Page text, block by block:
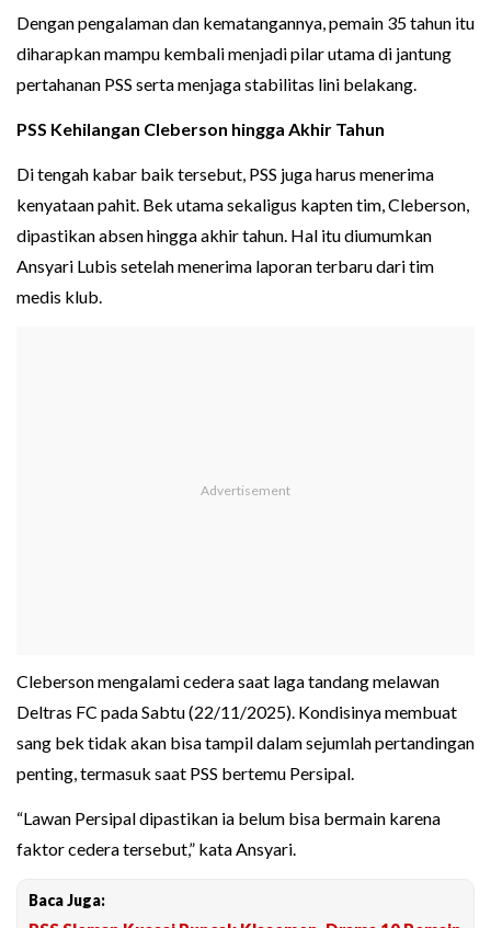
Dengan pengalaman dan kematangannya, pemain 35 tahun itu
diharapkan mampu kembali menjadi pilar utama di jantung
pertahanan PSS serta menjaga stabilitas lini belakang.
PSS Kehilangan Cleberson hingga Akhir Tahun
Di tengah kabar baik tersebut, PSS juga harus menerima
kenyataan pahit. Bek utama sekaligus kapten tim, Cleberson,
dipastikan absen hingga akhir tahun. Hal itu diumumkan
Ansyari Lubis setelah menerima laporan terbaru dari tim
medis klub.
Cleberson mengalami cedera saat laga tandang melawan
Deltras FC pada Sabtu (22/11/2025). Kondisinya membuat
sang bek tidak akan bisa tampil dalam sejumlah pertandingan
penting, termasuk saat PSS bertemu Persipal.
“Lawan Persipal dipastikan ia belum bisa bermain karena
faktor cedera tersebut,” kata Ansyari.
Baca Juga: